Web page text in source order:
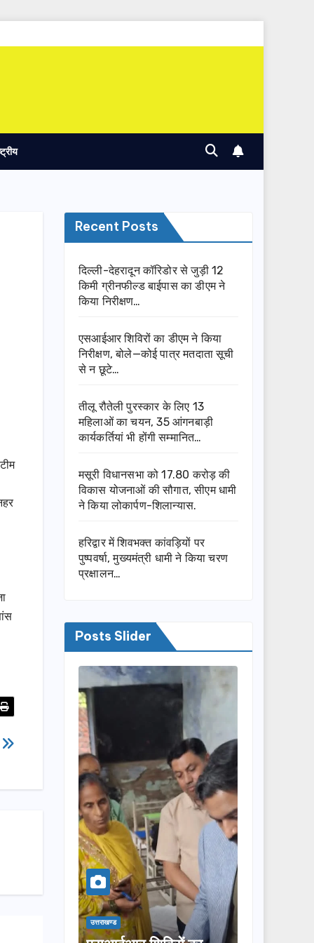
Recent Posts
दिल्ली-देहरादून कॉरिडोर से जुड़ी 12
किमी ग्रीनफील्ड बाईपास का डीएम ने
किया निरीक्षण…
एसआईआर शिविरों का डीएम ने किया
निरीक्षण, बोले—कोई पात्र मतदाता सूची
से न छूटे…
तीलू रौतेली पुरस्कार के लिए 13
महिलाओं का चयन, 35 आंगनबाड़ी
कार्यकर्तियां भी होंगी सम्मानित…
मसूरी विधानसभा को 17.80 करोड़ की
विकास योजनाओं की सौगात, सीएम धामी
ने किया लोकार्पण-शिलान्यास.
हरिद्वार में शिवभक्त कांवड़ियों पर
पुष्पवर्षा, मुख्यमंत्री धामी ने किया चरण
प्रक्षालन…
Posts Slider
उत्तराखण्ड